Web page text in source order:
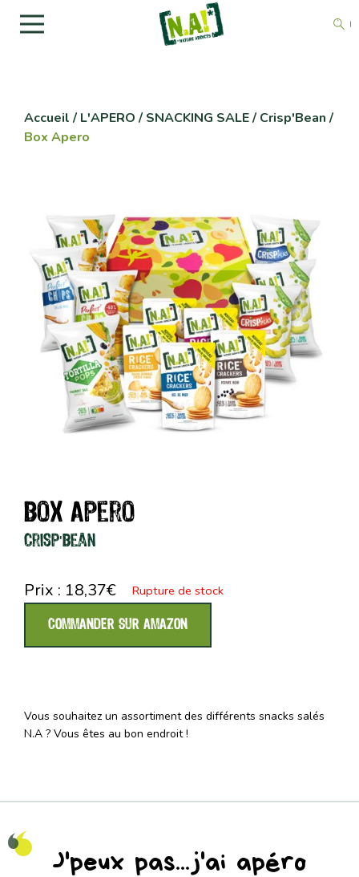
Accueil / L'APERO / SNACKING SALE/ Crisp'Bean /
Box Apero
Crisp'Bean
Box Apero
Vous souhaitez un assortiment des différents snacks salés
N.A ? Vous êtes au bon endroit !
Prix : 18,37€ Rupture de stock
COMMANDER SUR AMAZON
J'peux pas...j'ai apéro